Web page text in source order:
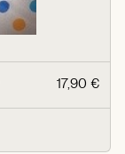
17,90 €